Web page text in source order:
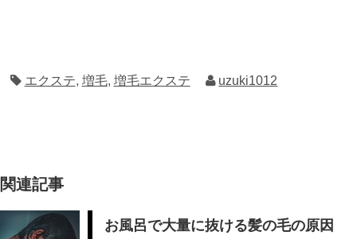
エクステ, 増毛, 増毛エクステ uzuki1012
関連記事
お風呂で大量に抜ける髪の毛の原因